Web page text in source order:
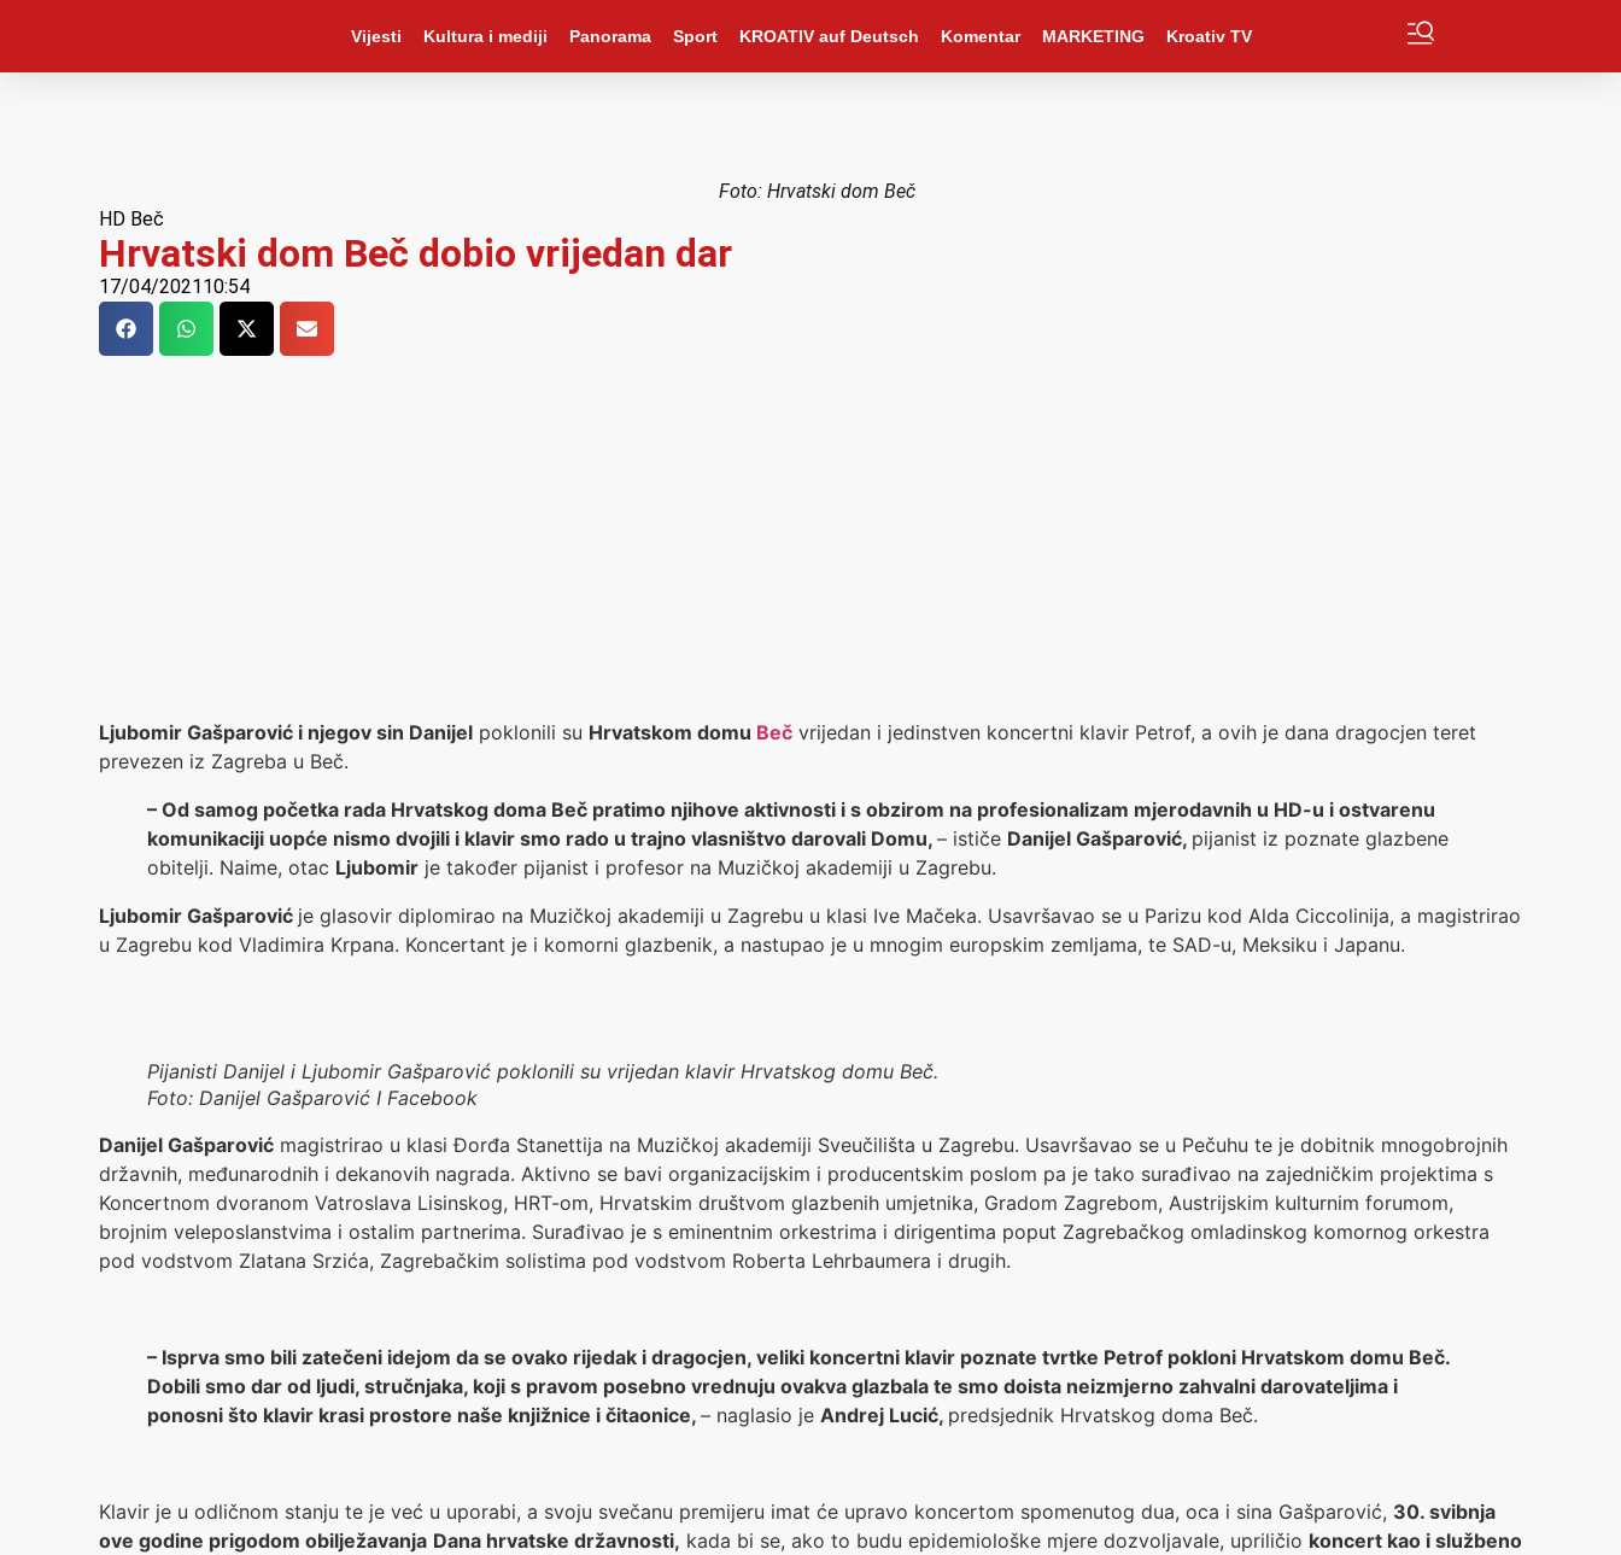
Vijesti Kultura i mediji Panorama Sport KROATIV auf Deutsch Komentar MARKETING Kroativ TV
Foto: Hrvatski dom Beč
HD Beč
Hrvatski dom Beč dobio vrijedan dar
17/04/202110:54
Ljubomir Gašparović i njegov sin Danijel poklonili su Hrvatskom domu Beč vrijedan i jedinstven koncertni klavir Petrof, a ovih je dana dragocjen teret
prevezen iz Zagreba u Beč.
– Od samog početka rada Hrvatskog doma Beč pratimo njihove aktivnosti i s obzirom na profesionalizam mjerodavnih u HD-u i ostvarenu
komunikaciji uopće nismo dvojili i klavir smo rado u trajno vlasništvo darovali Domu, – ističe Danijel Gašparović, pijanist iz poznate glazbene
obitelji. Naime, otac Ljubomir je također pijanist i profesor na Muzičkoj akademiji u Zagrebu.
Ljubomir Gašparović je glasovir diplomirao na Muzičkoj akademiji u Zagrebu u klasi Ive Mačeka. Usavršavao se u Parizu kod Alda Ciccolinija, a magistrirao
u Zagrebu kod Vladimira Krpana. Koncertant je i komorni glazbenik, a nastupao je u mnogim europskim zemljama, te SAD-u, Meksiku i Japanu.
Pijanisti Danijel i Ljubomir Gašparović poklonili su vrijedan klavir Hrvatskog domu Beč.
Foto: Danijel Gašparović I Facebook
Danijel Gašparović magistrirao u klasi Đorđa Stanettija na Muzičkoj akademiji Sveučilišta u Zagrebu. Usavršavao se u Pečuhu te je dobitnik mnogobrojnih
državnih, međunarodnih i dekanovih nagrada. Aktivno se bavi organizacijskim i producentskim poslom pa je tako surađivao na zajedničkim projektima s
Koncertnom dvoranom Vatroslava Lisinskog, HRT-om, Hrvatskim društvom glazbenih umjetnika, Gradom Zagrebom, Austrijskim kulturnim forumom,
brojnim veleposlanstvima i ostalim partnerima. Surađivao je s eminentnim orkestrima i dirigentima poput Zagrebačkog omladinskog komornog orkestra
pod vodstvom Zlatana Srzića, Zagrebačkim solistima pod vodstvom Roberta Lehrbaumera i drugih.
– Isprva smo bili zatečeni idejom da se ovako rijedak i dragocjen, veliki koncertni klavir poznate tvrtke Petrof pokloni Hrvatskom domu Beč.
Dobili smo dar od ljudi, stručnjaka, koji s pravom posebno vrednuju ovakva glazbala te smo doista neizmjerno zahvalni darovateljima i
ponosni što klavir krasi prostore naše knjižnice i čitaonice, – naglasio je Andrej Lucić, predsjednik Hrvatskog doma Beč.
Klavir je u odličnom stanju te je već u uporabi, a svoju svečanu premijeru imat će upravo koncertom spomenutog dua, oca i sina Gašparović, 30. svibnja
ove godine prigodom obilježavanja Dana hrvatske državnosti, kada bi se, ako to budu epidemiološke mjere dozvoljavale, upriličio koncert kao i službeno